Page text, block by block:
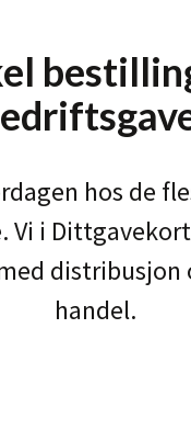
hos de
Vi i
distribusjon
handel.